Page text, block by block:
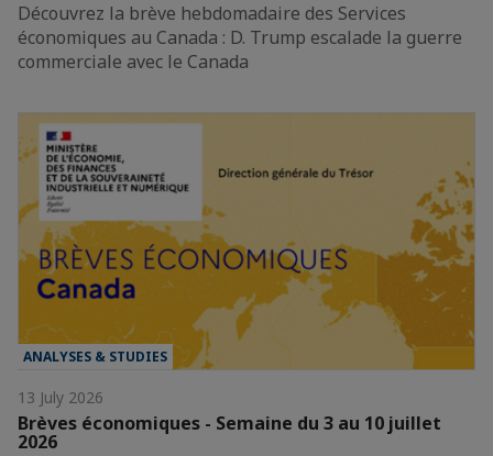
Découvrez la brève hebdomadaire des Services
économiques au Canada : D. Trump escalade la guerre
commerciale avec le Canada
ANALYSES & STUDIES
13 July 2026
Brèves économiques - Semaine du 3 au 10 juillet
2026